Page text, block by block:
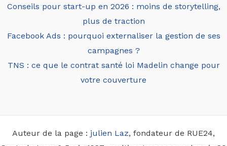
Conseils pour start-up en 2026 : moins de storytelling,
plus de traction
Facebook Ads : pourquoi externaliser la gestion de ses
campagnes ?
TNS : ce que le contrat santé loi Madelin change pour
votre couverture
Auteur de la page : julien Laz, fondateur de RUE24,